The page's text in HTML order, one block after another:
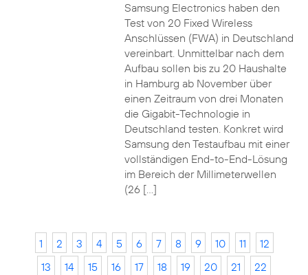
Samsung Electronics haben den
Test von 20 Fixed Wireless
Anschlüssen (FWA) in Deutschland
vereinbart. Unmittelbar nach dem
Aufbau sollen bis zu 20 Haushalte
in Hamburg ab November über
einen Zeitraum von drei Monaten
die Gigabit-Technologie in
Deutschland testen. Konkret wird
Samsung den Testaufbau mit einer
vollständigen End-to-End-Lösung
im Bereich der Millimeterwellen
(26 […]
1 2 3 4 5 6 7 8 9 10 11
12
13
14 15 16 17 18 19 20 21
22